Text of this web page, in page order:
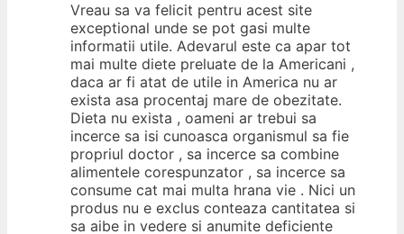
Vreau sa va felicit pentru acest site
exceptional unde se pot gasi multe
informatii utile. Adevarul este ca apar tot
mai multe diete preluate de la Americani ,
daca ar fi atat de utile in America nu ar
exista asa procentaj mare de obezitate.
Dieta nu exista , oameni ar trebui sa
incerce sa isi cunoasca organismul sa fie
propriul doctor , sa incerce sa combine
alimentele corespunzator , sa incerce sa
consume cat mai multa hrana vie . Nici un
produs nu e exclus conteaza cantitatea si
sa aibe in vedere si anumite deficiente